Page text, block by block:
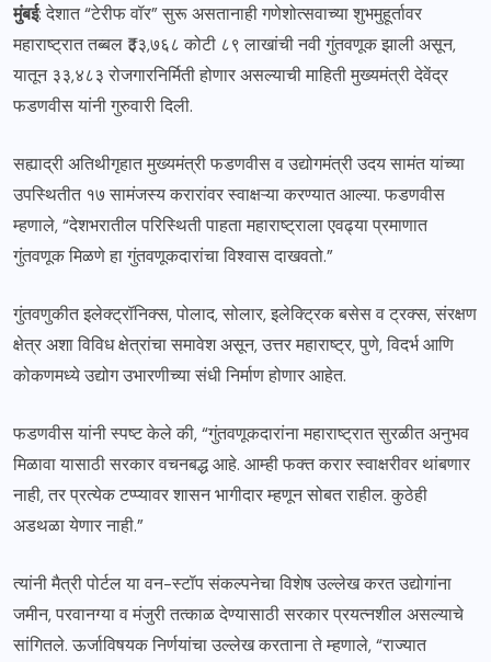
मुंबई: देशात “टेरीफ वॉर” सुरू असतानाही गणेशोत्सवाच्या शुभमुहूर्तावर
महाराष्ट्रात तब्बल ₹३३,७६८ कोटी ८९ लाखांची नवी गुंतवणूक झाली असून,
यातून ३३,४८३ रोजगारनिर्मिती होणार असल्याची माहिती मुख्यमंत्री देवेंद्र
फडणवीस यांनी गुरुवारी दिली.
सह्याद्री अतिथीगृहात मुख्यमंत्री फडणवीस व उद्योगमंत्री उदय सामंत यांच्या
उपस्थितीत १७ सामंजस्य करारांवर स्वाक्षऱ्या करण्यात आल्या. फडणवीस
म्हणाले, “देशभरातील परिस्थिती पाहता महाराष्ट्राला एवढ्या प्रमाणात
गुंतवणूक मिळणे हा गुंतवणूकदारांचा विश्वास दाखवतो.”
गुंतवणुकीत इलेक्ट्रॉनिक्स, पोलाद, सोलार, इलेक्ट्रिक बसेस व ट्रक्स, संरक्षण
क्षेत्र अशा विविध क्षेत्रांचा समावेश असून, उत्तर महाराष्ट्र, पुणे, विदर्भ आणि
कोकणमध्ये उद्योग उभारणीच्या संधी निर्माण होणार आहेत.
फडणवीस यांनी स्पष्ट केले की, “गुंतवणूकदारांना महाराष्ट्रात सुरळीत अनुभव
मिळावा यासाठी सरकार वचनबद्ध आहे. आम्ही फक्त करार स्वाक्षरीवर थांबणार
नाही, तर प्रत्येक टप्प्यावर शासन भागीदार म्हणून सोबत राहील. कुठेही
अडथळा येणार नाही.”
त्यांनी मैत्री पोर्टल या वन-स्टॉप संकल्पनेचा विशेष उल्लेख करत उद्योगांना
जमीन, परवानग्या व मंजुरी तत्काळ देण्यासाठी सरकार प्रयत्नशील असल्याचे
सांगितले. ऊर्जाविषयक निर्णयांचा उल्लेख करताना ते म्हणाले, “राज्यात